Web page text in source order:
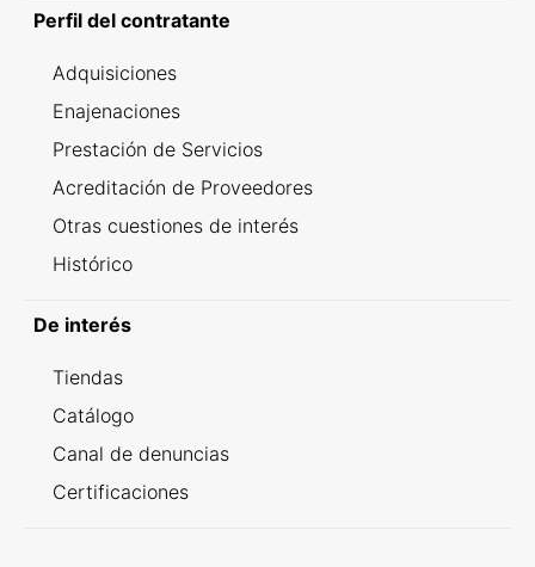
Perfil del contratante
Adquisiciones
Enajenaciones
Prestación de Servicios
Acreditación de Proveedores
Otras cuestiones de interés
Histórico
De interés
Tiendas
Catálogo
Canal de denuncias
Certificaciones